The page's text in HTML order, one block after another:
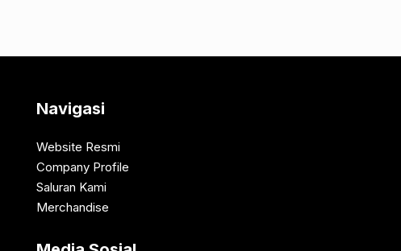
Navigasi
Website Resmi
Company Profile
Saluran Kami
Merchandise